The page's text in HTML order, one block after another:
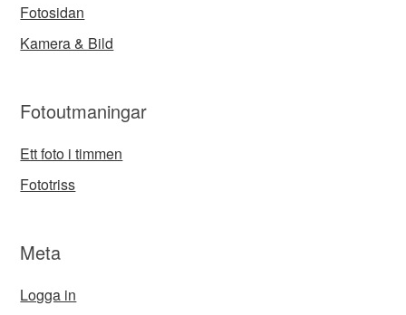
Fotosidan
Kamera & Bild
Fotoutmaningar
Ett foto i timmen
Fototriss
Meta
Logga in